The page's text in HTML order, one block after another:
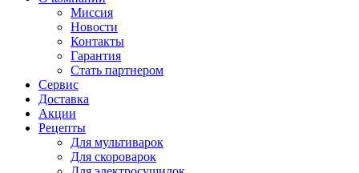
Миссия
Новости
Контакты
Гарантия
Стать партнером
Сервис
Доставка
Акции
Рецепты
Для мультиварок
Для скороварок